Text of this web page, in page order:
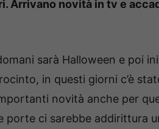
Arrivano novità in tv e
sarà Halloween e poi
in questi giorni c’è
novità anche per
porte ci sarebbe addirittura